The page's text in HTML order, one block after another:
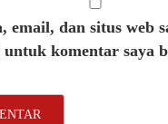
email, dan situs web
komentar saya